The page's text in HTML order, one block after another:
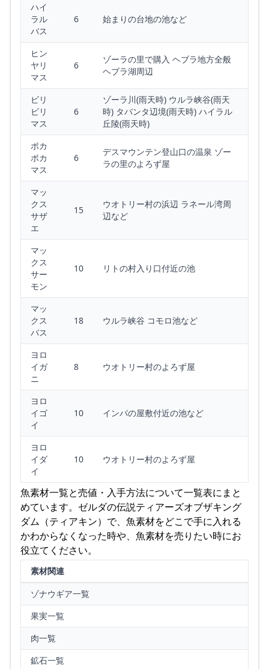
ハイ
ラル
バス
6 始まりの台地の池など
ヒン
ヤリ
マス
6
ゾーラの里で購入 ヘブラ地方全般
ヘブラ湖周辺
ビリ
ビリ
マス
6
ゾーラ川(雨天時) ウルラ峡谷(雨天
時) タバンタ辺境(雨天時) ハイラル
丘陵(雨天時)
ポカ
ポカ
マス
6
デスマウンテン登山口の温泉 ゾー
ラの里のよろず屋
マッ
クス
サザ
エ
15
ウオトリー村の浜辺 ラネール湾周
辺など
マッ
クス
サー
モン
10 リトの村入り口付近の池
マッ
クス
バス
18 ウルラ峡谷 コモロ池など
ヨロ
イガ
ニ
8 ウオトリー村のよろず屋
ヨロ
イゴ
イ
10 インパの屋敷付近の池など
ヨロ
イダ
イ
10 ウオトリー村のよろず屋
魚素材一覧と売値・入手方法について一覧表にまと
めています。ゼルダの伝説ティアーズオブザキング
ダム（ティアキン）で、魚素材をどこで手に入れる
かわからなくなった時や、魚素材を売りたい時にお
役立てください。
素材関連
ゾナウギア一覧
果実一覧
肉一覧
鉱石一覧